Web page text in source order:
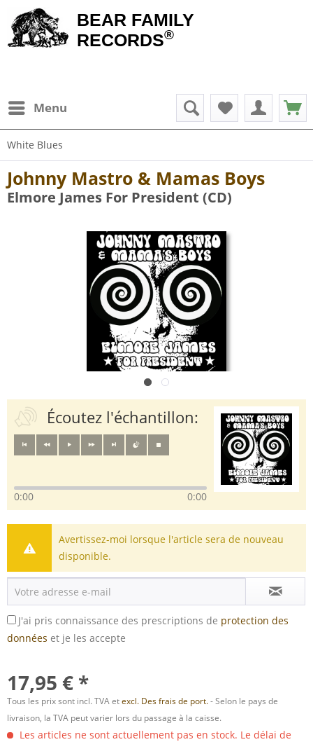
BEAR FAMILY
RECORDS®
Menu
White Blues
Johnny Mastro & Mamas Boys
Elmore James For President (CD)
Écoutez l'échantillon:
0:00 0:00
Avertissez-moi lorsque l'article sera de nouveau
disponible.
J'ai pris connaissance des prescriptions de protection des
données et je les accepte
17,95 € *
Tous les prix sont incl. TVA etexcl. Des frais de port.- Selon le pays de
livraison, la TVA peut varier lors du passage à la caisse.
Les articles ne sont actuellement pas en stock. Le délai de